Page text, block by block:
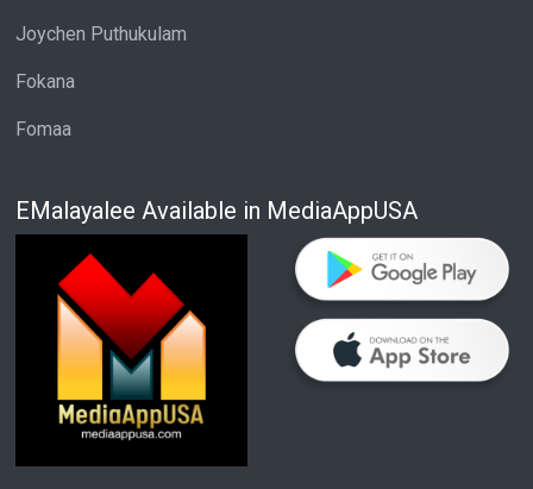
Joychen Puthukulam
Fokana
Fomaa
EMalayalee Available in MediaAppUSA